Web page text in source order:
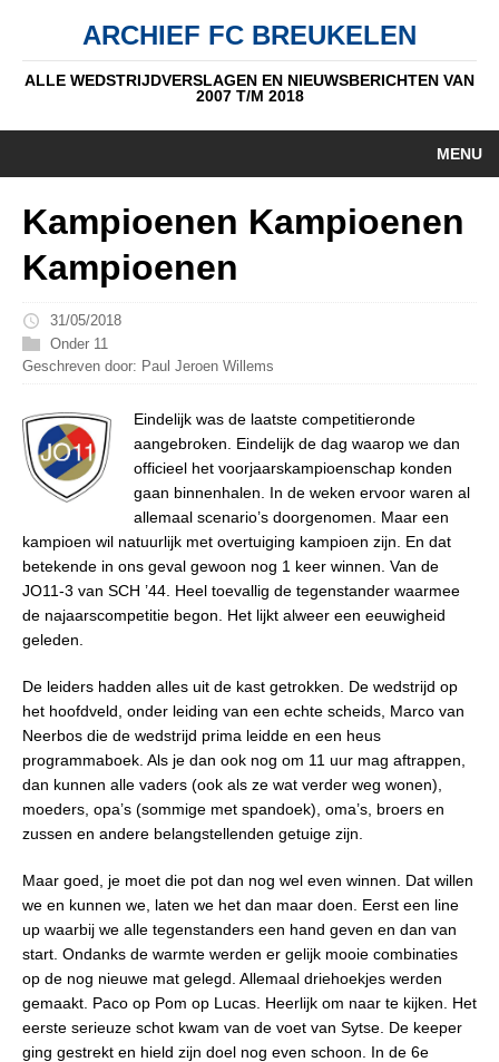
ARCHIEF FC BREUKELEN
ALLE WEDSTRIJDVERSLAGEN EN NIEUWSBERICHTEN VAN
2007 T/M 2018
MENU
AUTEURS
STANDEN
DATUM
Kampioenen Kampioenen
Kampioenen
31/05/2018
Onder 11
Geschreven door: Paul Jeroen Willems
Eindelijk was de laatste competitieronde
aangebroken. Eindelijk de dag waarop we dan
officieel het voorjaarskampioenschap konden
gaan binnenhalen. In de weken ervoor waren al
allemaal scenario’s doorgenomen. Maar een
kampioen wil natuurlijk met overtuiging kampioen zijn. En dat
betekende in ons geval gewoon nog 1 keer winnen. Van de
JO11-3 van SCH ’44. Heel toevallig de tegenstander waarmee
de najaarscompetitie begon. Het lijkt alweer een eeuwigheid
geleden.
De leiders hadden alles uit de kast getrokken. De wedstrijd op
het hoofdveld, onder leiding van een echte scheids, Marco van
Neerbos die de wedstrijd prima leidde en een heus
programmaboek. Als je dan ook nog om 11 uur mag aftrappen,
dan kunnen alle vaders (ook als ze wat verder weg wonen),
moeders, opa’s (sommige met spandoek), oma’s, broers en
zussen en andere belangstellenden getuige zijn.
Maar goed, je moet die pot dan nog wel even winnen. Dat willen
we en kunnen we, laten we het dan maar doen. Eerst een line
up waarbij we alle tegenstanders een hand geven en dan van
start. Ondanks de warmte werden er gelijk mooie combinaties
op de nog nieuwe mat gelegd. Allemaal driehoekjes werden
gemaakt. Paco op Pom op Lucas. Heerlijk om naar te kijken. Het
eerste serieuze schot kwam van de voet van Sytse. De keeper
ging gestrekt en hield zijn doel nog even schoon. In de 6e